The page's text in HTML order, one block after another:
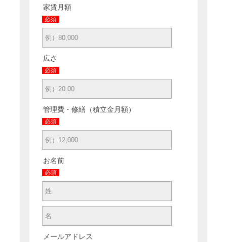
家賃月額
必須
広さ
必須
管理費・修繕（積立金月額）
必須
お名前
必須
メールアドレス